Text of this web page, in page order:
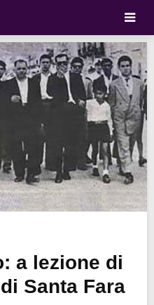
a lezione di
Santa Fara